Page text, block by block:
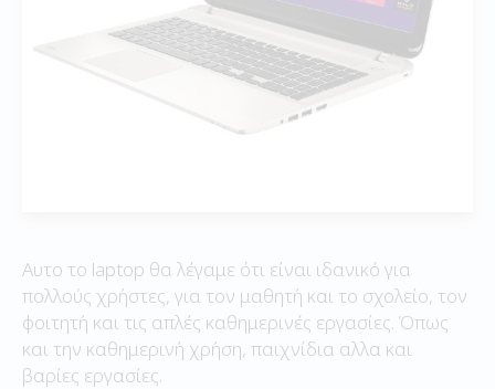
Αυτο το laptop θα λέγαμε ότι είναι ιδανικό για
πολλούς χρήστες, για τον μαθητή και το σχολείο, τον
φοιτητή και τις απλές καθημερινές εργασίες. Όπως
και την καθημερινή χρήση, παιχνίδια αλλα και
βαρίες εργασίες.